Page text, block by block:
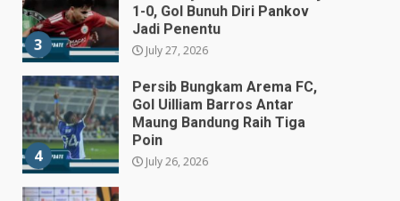
3
1-0, Gol Bunuh Diri Pankov
Jadi Penentu
July 27, 2026
4
Persib Bungkam Arema FC,
Gol Uilliam Barros Antar
Maung Bandung Raih Tiga
Poin
July 26, 2026